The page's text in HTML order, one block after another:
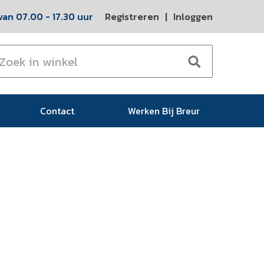
07.00 - 17.30 uur Registreren | Inloggen
Contact Werken Bij Breur